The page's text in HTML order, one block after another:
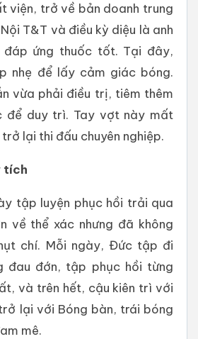
viện, trở về bản doanh trung
T&T và điều kỳ diệu là anh
ứng thuốc tốt. Tại đây,
nhẹ để lấy cảm giác bóng.
vừa phải điều trị, tiêm thêm
để duy trì. Tay vợt này mất
lại thi đấu chuyên nghiệp.
tích
tập luyện phục hồi trải qua
về thể xác nhưng đã không
chí. Mỗi ngày, Đức tập đi
đau đớn, tập phục hồi từng
và trên hết, cậu kiên trì với
lại với Bóng bàn, trái bóng
mê.